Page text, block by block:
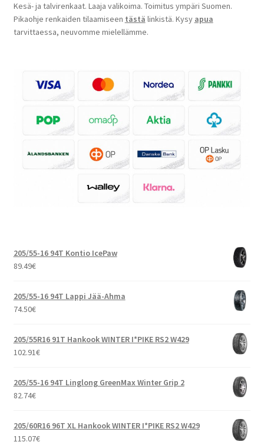
Kesä- ja talvirenkaat. Laaja valikoima. Toimitus ympäri Suomen.
Pikaohje renkaiden tilaamiseen tästä linkistä. Kysy apua
tarvittaessa, neuvomme mielellämme.
205/55-16 94T Kontio IcePaw
89.49€
205/55-16 94T Lappi Jää-Ahma
74.50€
205/55R16 91T Hankook WINTER I*PIKE RS2 W429
102.91€
205/55-16 94T Linglong GreenMax Winter Grip 2
82.74€
205/60R16 96T XL Hankook WINTER I*PIKE RS2 W429
115.07€